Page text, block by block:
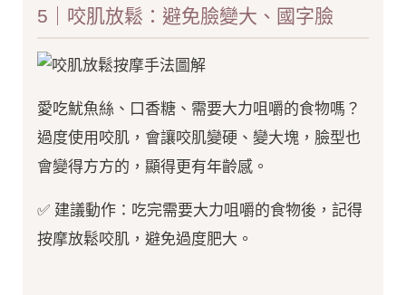
5｜咬肌放鬆：避免臉變大、國字臉
愛吃魷魚絲、口香糖、需要大力咀嚼的食物嗎？
過度使用咬肌，會讓咬肌變硬、變大塊，臉型也
會變得方方的，顯得更有年齡感。
✅ 建議動作：吃完需要大力咀嚼的食物後，記得
按摩放鬆咬肌，避免過度肥大。